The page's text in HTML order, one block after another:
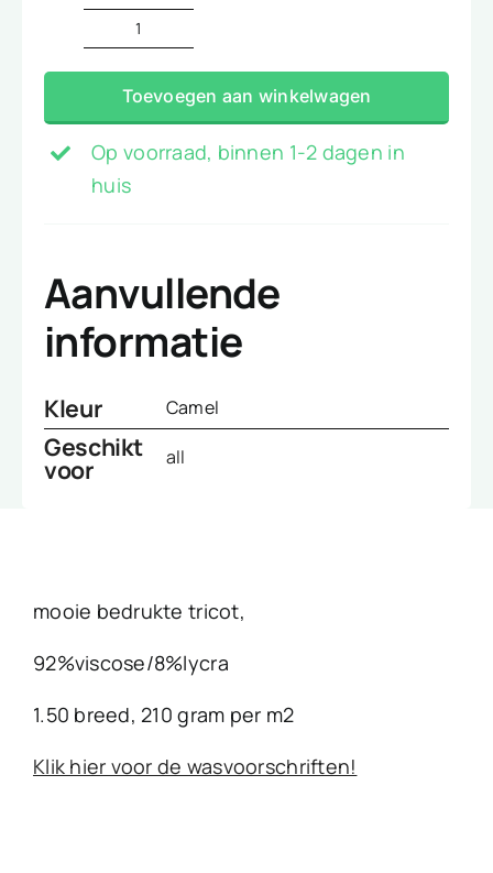
Tricot
Jersey
paisley
zand
1.50
Toevoegen aan winkelwagen
Op voorraad, binnen 1-2 dagen in
huis
Aanvullende
informatie
Kleur Camel
Geschikt
voor all
mooie bedrukte tricot,
92%viscose/8%lycra
1.50 breed, 210 gram per m2
Klik hier voor de wasvoorschriften!